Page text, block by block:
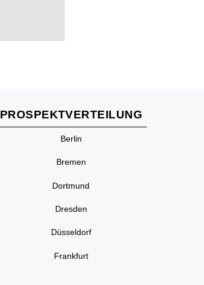
PROSPEKTVERTEILUNG
Berlin
Bremen
Dortmund
Dresden
Düsseldorf
Frankfurt